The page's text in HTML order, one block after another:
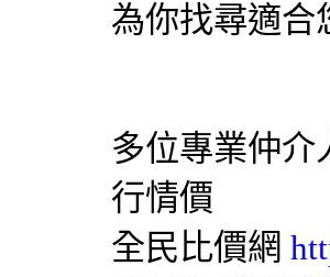
為你找尋適合
多位專業仲介
行情價
全民比價網